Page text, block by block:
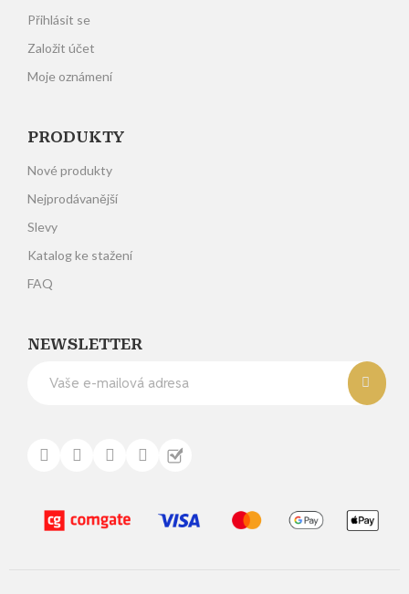
Přihlásit se
Založit účet
Moje oznámení
PRODUKTY
Nové produkty
Nejprodávanější
Slevy
Katalog ke stažení
FAQ
NEWSLETTER